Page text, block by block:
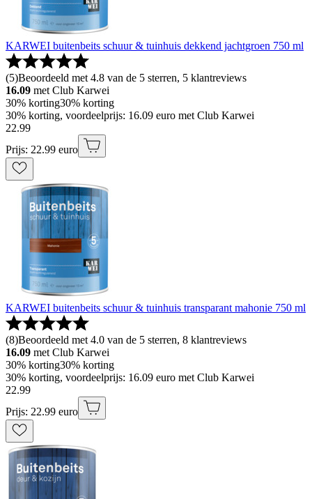
KARWEI buitenbeits schuur & tuinhuis dekkend jachtgroen 750 ml
(5)Beoordeeld met 4.8 van de 5 sterren, 5 klantreviews
16.09 met Club Karwei
30% korting30% korting
30% korting, voordeelprijs: 16.09 euro met Club Karwei
22.99
Prijs: 22.99 euro
KARWEI buitenbeits schuur & tuinhuis transparant mahonie 750 ml
(8)Beoordeeld met 4.0 van de 5 sterren, 8 klantreviews
16.09 met Club Karwei
30% korting30% korting
30% korting, voordeelprijs: 16.09 euro met Club Karwei
22.99
Prijs: 22.99 euro